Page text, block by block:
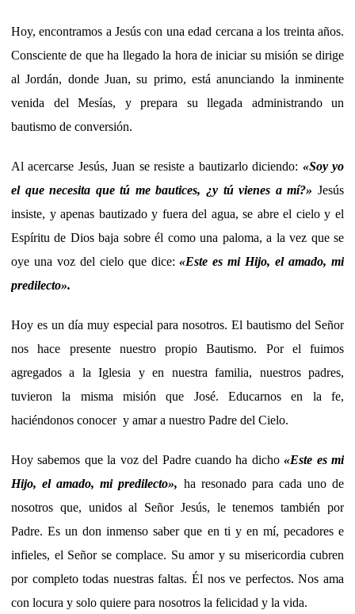
Hoy, encontramos a Jesús con una edad cercana a los treinta años.
Consciente de que ha llegado la hora de iniciar su misión se dirige
al Jordán, donde Juan, su primo, está anunciando la inminente
venida del Mesías, y prepara su llegada administrando un
bautismo de conversión.
Al acercarse Jesús, Juan se resiste a bautizarlo diciendo: «Soy yo
el que necesita que tú me bautices, ¿y tú vienes a mí?» Jesús
insiste, y apenas bautizado y fuera del agua, se abre el cielo y el
Espíritu de Dios baja sobre él como una paloma, a la vez que se
oye una voz del cielo que dice:«Este es mi Hijo, el amado, mi
predilecto».
Hoy es un día muy especial para nosotros. El bautismo del Señor
nos hace presente nuestro propio Bautismo. Por el fuimos
agregados a la Iglesia y en nuestra familia, nuestros padres,
tuvieron la misma misión que José. Educarnos en la fe,
haciéndonos conocer y amar a nuestro Padre del Cielo.
Hoy sabemos que la voz del Padre cuando ha dicho«Este es mi
Hijo, el amado, mi predilecto», ha resonado para cada uno de
nosotros que, unidos al Señor Jesús, le tenemos también por
Padre. Es un don inmenso saber que en ti y en mí, pecadores e
infieles, el Señor se complace. Su amor y su misericordia cubren
por completo todas nuestras faltas. Él nos ve perfectos. Nos ama
con locura y solo quiere para nosotros la felicidad y la vida.